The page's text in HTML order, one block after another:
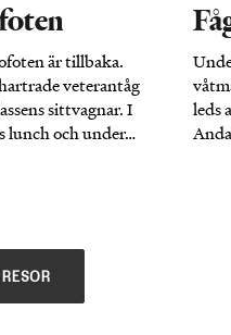
är tillbaka.
veterantåg
sittvagnar. I
lunch och under…
leds